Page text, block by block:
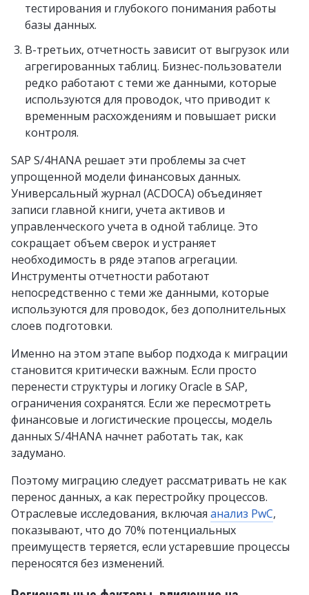
тестирования и глубокого понимания работы
базы данных.
В-третьих, отчетность зависит от выгрузок или
агрегированных таблиц. Бизнес-пользователи
редко работают с теми же данными, которые
используются для проводок, что приводит к
временным расхождениям и повышает риски
контроля.
SAP S/4HANA решает эти проблемы за счет
упрощенной модели финансовых данных.
Универсальный журнал (ACDOCA) объединяет
записи главной книги, учета активов и
управленческого учета в одной таблице. Это
сокращает объем сверок и устраняет
необходимость в ряде этапов агрегации.
Инструменты отчетности работают
непосредственно с теми же данными, которые
используются для проводок, без дополнительных
слоев подготовки.
Именно на этом этапе выбор подхода к миграции
становится критически важным. Если просто
перенести структуры и логику Oracle в SAP,
ограничения сохранятся. Если же пересмотреть
финансовые и логистические процессы, модель
данных S/4HANA начнет работать так, как
задумано.
Поэтому миграцию следует рассматривать не как
перенос данных, а как перестройку процессов.
Отраслевые исследования, включая анализ PwC,
показывают, что до 70% потенциальных
преимуществ теряется, если устаревшие процессы
переносятся без изменений.